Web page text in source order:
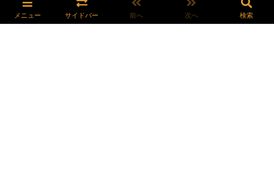
メニュー サイドバー 前へ 次へ 検索